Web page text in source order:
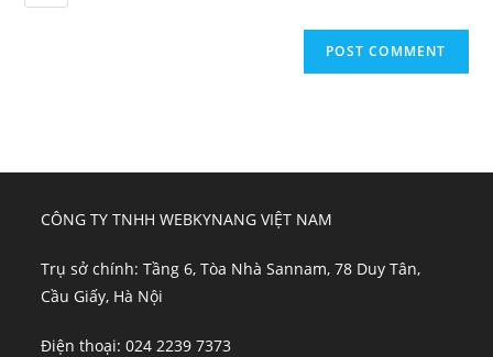
CÔNG TY TNHH WEBKYNANG VIỆT NAM
Trụ sở chính: Tầng 6, Tòa Nhà Sannam, 78 Duy Tân,
Cầu Giấy, Hà Nội
Điện thoại: 024 2239 7373